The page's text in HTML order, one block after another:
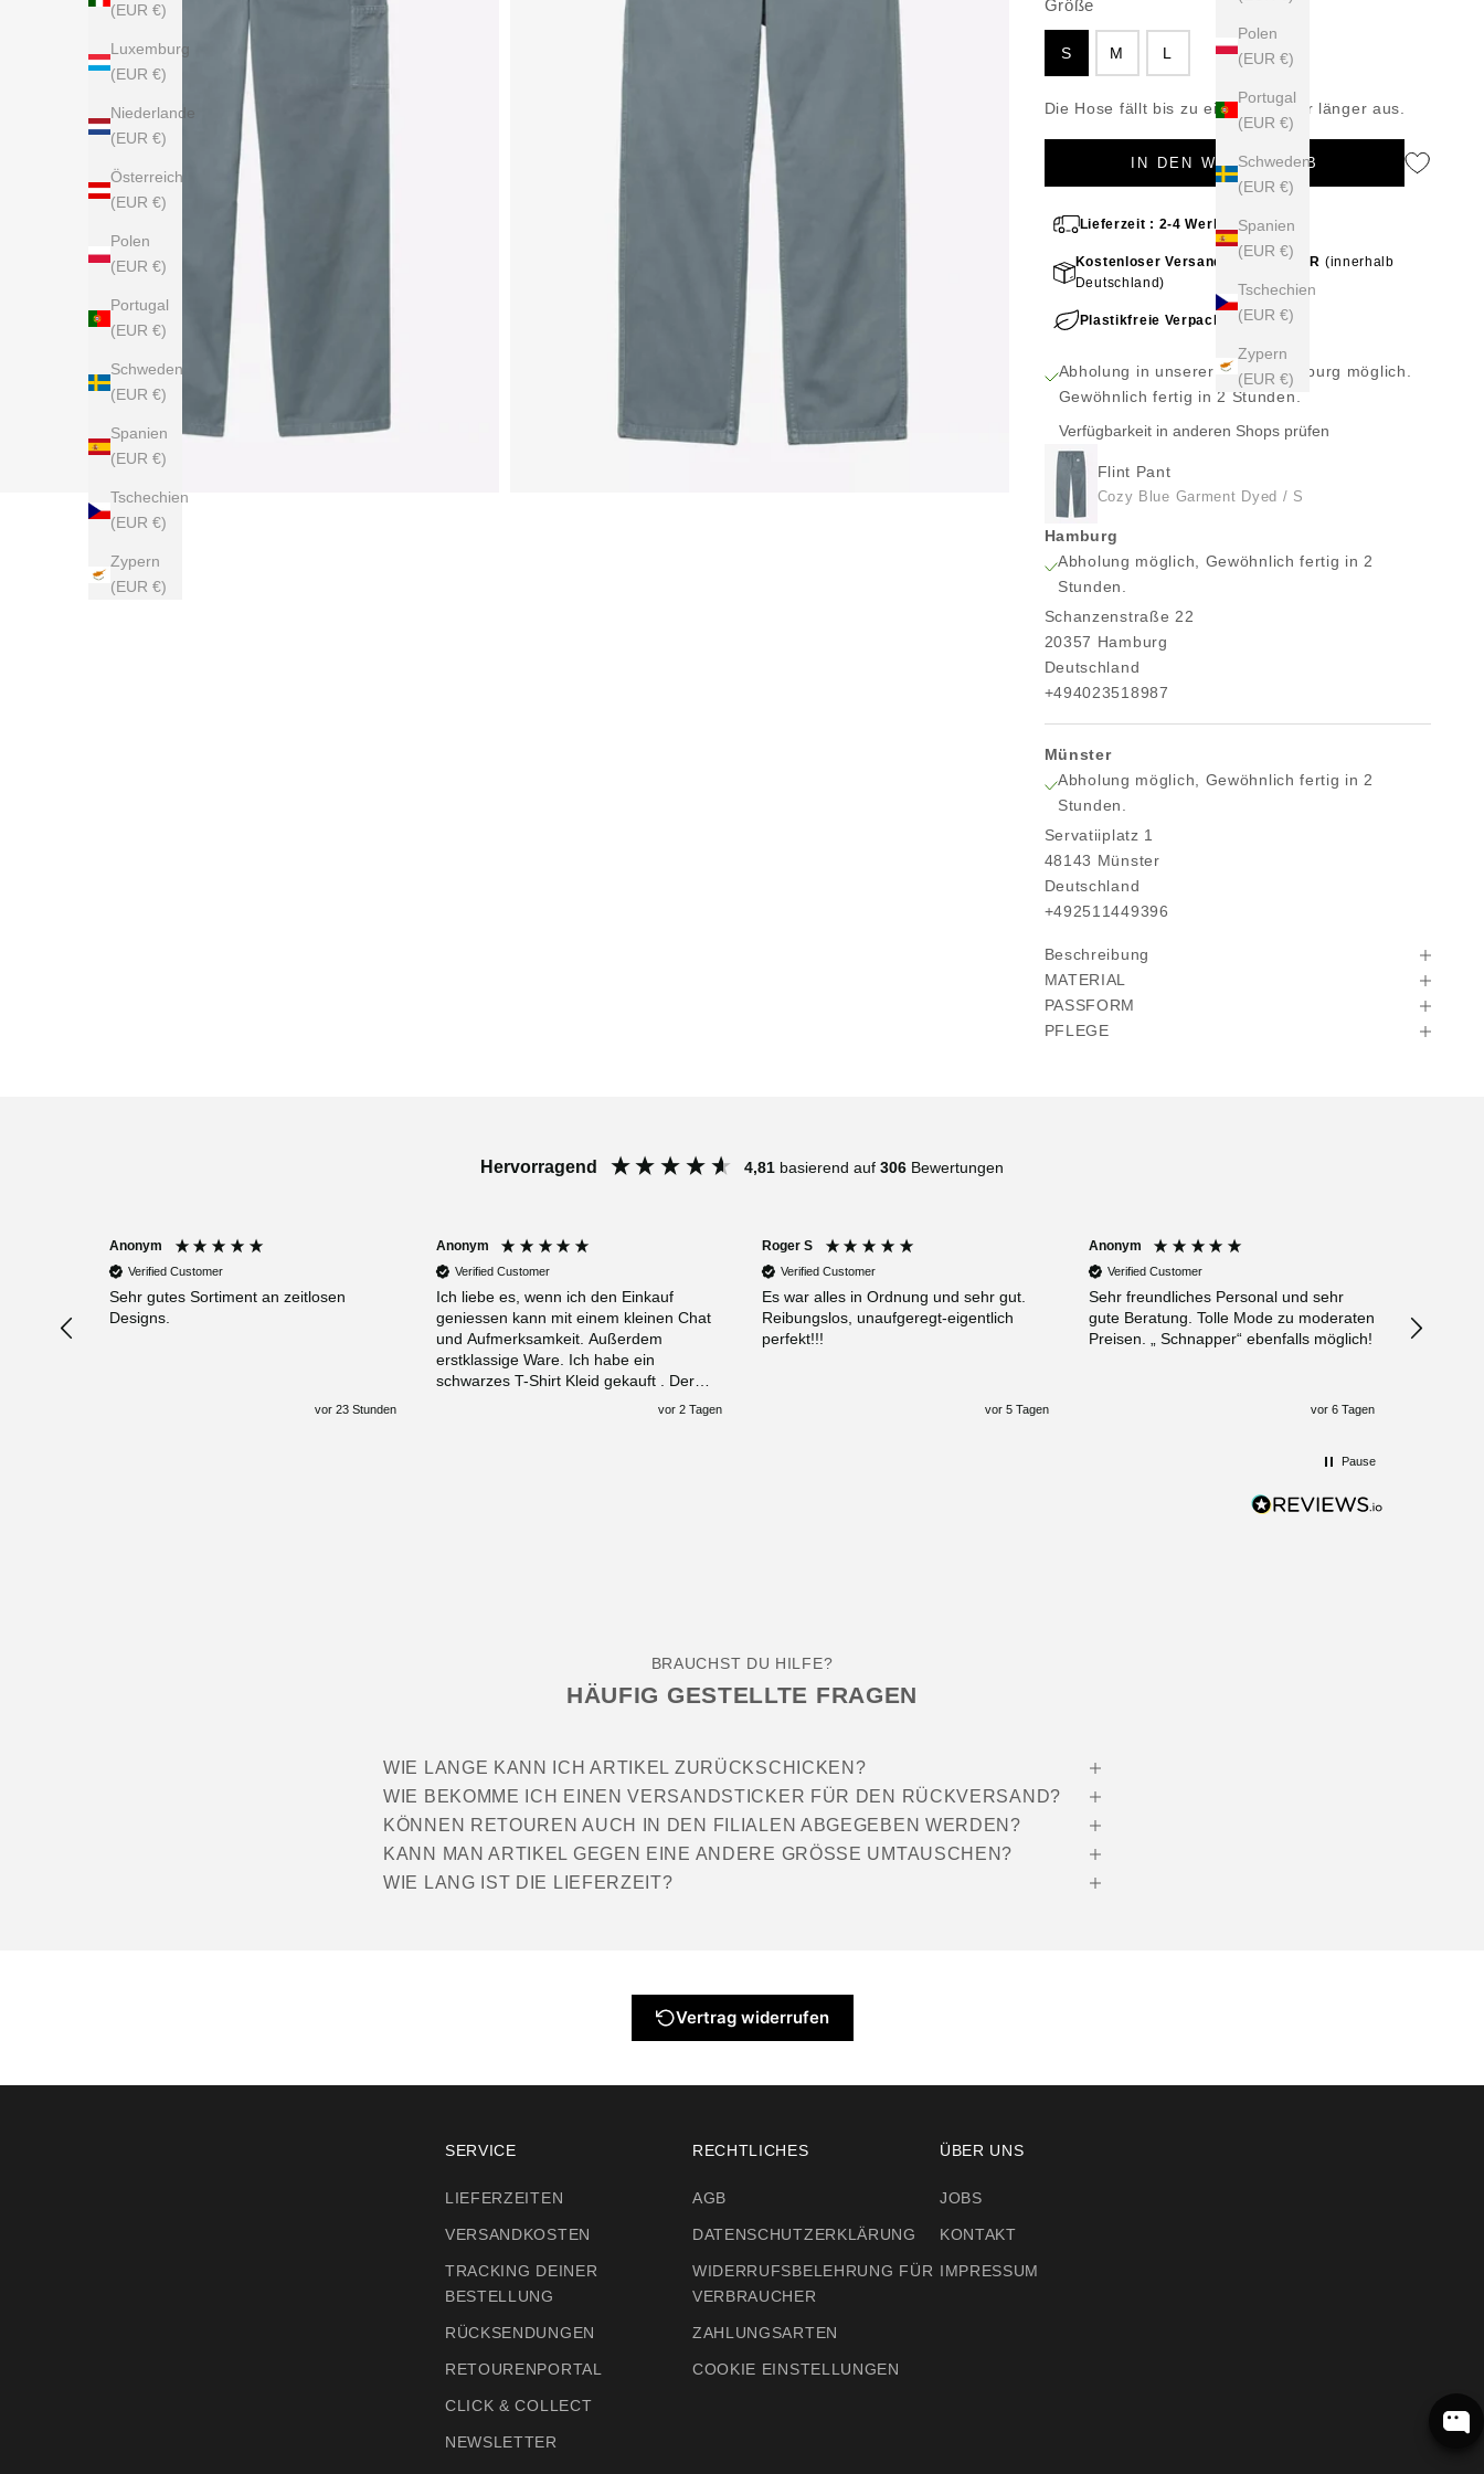
Polen
(EUR €)
Portugal
(EUR €)
Schweden
(EUR €)
Spanien
(EUR €)
Tschechien
(EUR €)
Zypern
(EUR €)
(EUR €)
Luxemburg
(EUR €)
Niederlande
(EUR €)
Österreich
(EUR €)
Polen
(EUR €)
Portugal
(EUR €)
Schweden
(EUR €)
Spanien
(EUR €)
Tschechien
(EUR €)
Zypern
(EUR €)
Größe
Größe
S M L
Die Hose fällt bis zu einer Nummer länger aus.
IN DEN WARENKORB
Lieferzeit : 2-4 Werktage
Kostenloser Versand ab 50,00 EUR (innerhalb
Deutschland)
Plastikfreie Verpackung!
Abholung in unserer Filiale Hamburg möglich.
Gewöhnlich fertig in 2 Stunden.
Verfügbarkeit in anderen Shops prüfen
Flint Pant
Cozy Blue Garment Dyed / S
Hamburg
Abholung möglich, Gewöhnlich fertig in 2
Stunden.
Schanzenstraße 22
20357 Hamburg
Deutschland
+494023518987
Münster
Abholung möglich, Gewöhnlich fertig in 2
Stunden.
Servatiiplatz 1
48143 Münster
Deutschland
+492511449396
Beschreibung
MATERIAL
PASSFORM
PFLEGE
Hervorragend 4,81 basierend auf306 Bewertungen
Anonym
Verified Customer
Sehr gutes Sortiment an zeitlosen
Designs.
vor 23 Stunden
Anonym
Verified Customer
Ich liebe es, wenn ich den Einkauf
geniessen kann mit einem kleinen Chat
und Aufmerksamkeit. Außerdem
erstklassige Ware. Ich habe ein
schwarzes T-Shirt Kleid gekauft . Der
Superbonus, es war im Sale. Gernevor 2 Tagen
Roger S
Verified Customer
Es war alles in Ordnung und sehr gut.
Reibungslos, unaufgeregt-eigentlich
perfekt!!!
vor 5 Tagen
Anonym
Verified Customer
Sehr freundliches Personal und sehr
gute Beratung. Tolle Mode zu moderaten
Preisen. „ Schnapper“ ebenfalls möglich!
vor 6 Tagen
Leuten ❤️
Pause
BRAUCHST DU HILFE?
HÄUFIG GESTELLTE FRAGEN
WIE LANGE KANN ICH ARTIKEL ZURÜCKSCHICKEN?
WIE BEKOMME ICH EINEN VERSANDSTICKER FÜR DEN RÜCKVERSAND?
KÖNNEN RETOUREN AUCH IN DEN FILIALEN ABGEGEBEN WERDEN?
KANN MAN ARTIKEL GEGEN EINE ANDERE GRÖSSE UMTAUSCHEN?
WIE LANG IST DIE LIEFERZEIT?
Vertrag widerrufen
SERVICE
LIEFERZEITEN
VERSANDKOSTEN
TRACKING DEINER
BESTELLUNG
RÜCKSENDUNGEN
RETOURENPORTAL
CLICK & COLLECT
NEWSLETTER
RECHTLICHES
AGB
DATENSCHUTZERKLÄRUNG
WIDERRUFSBELEHRUNG FÜR
VERBRAUCHER
ZAHLUNGSARTEN
COOKIE EINSTELLUNGEN
ÜBER UNS
JOBS
KONTAKT
IMPRESSUM